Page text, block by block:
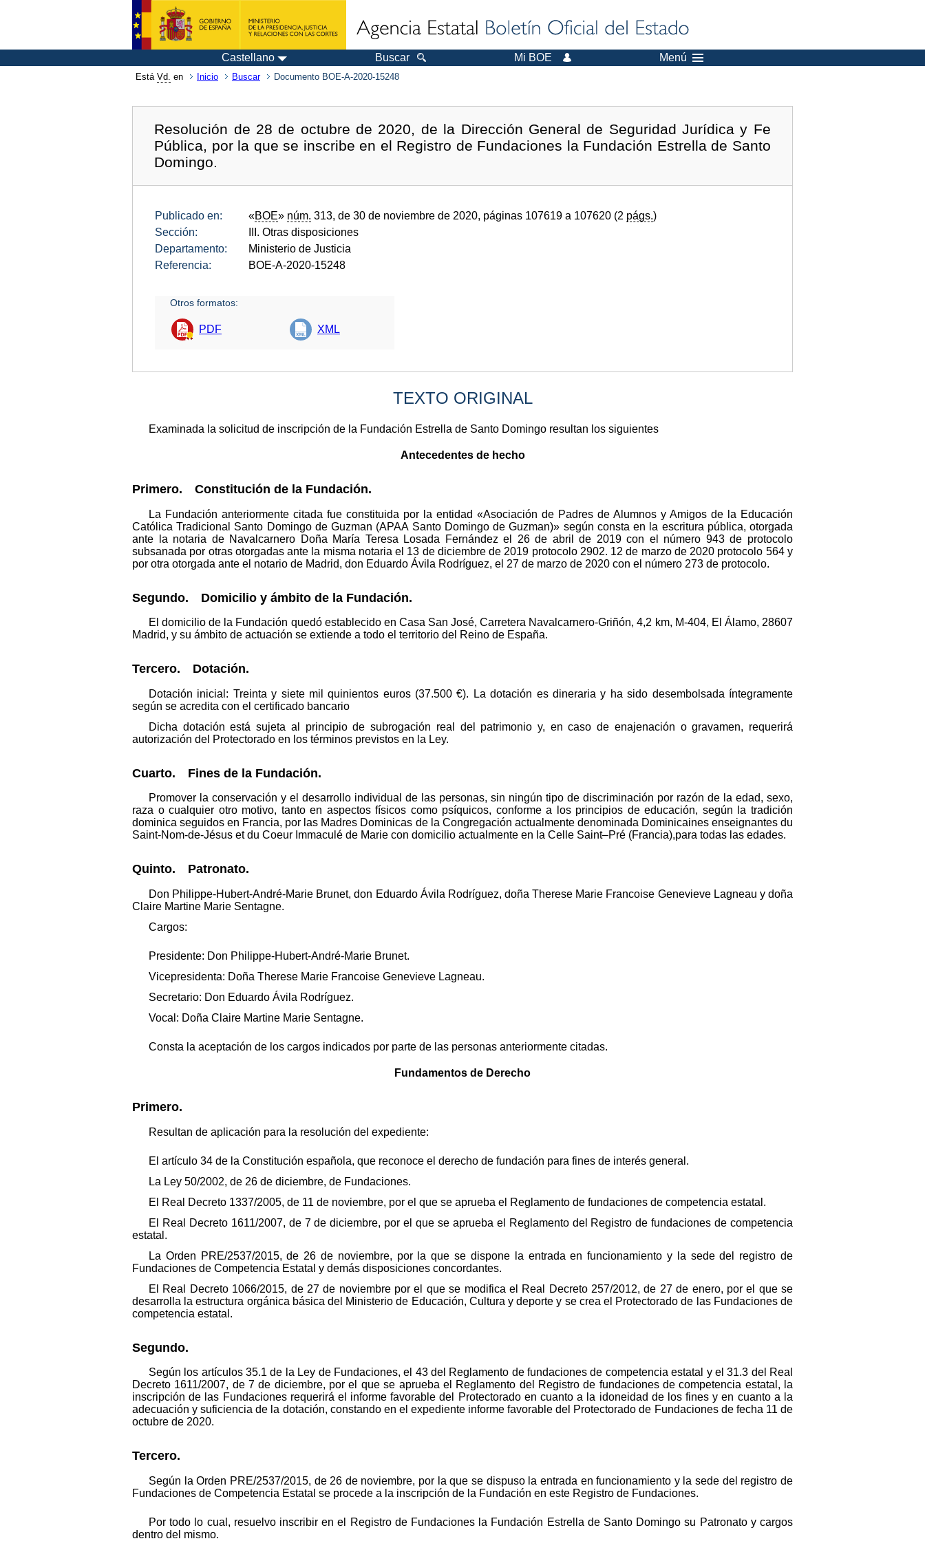
Castellano Buscar Mi BOE Menú
Está Vd. en Inicio Buscar Documento BOE-A-2020-15248
Resolución de 28 de octubre de 2020, de la Dirección General de Seguridad Jurídica y Fe
Pública, por la que se inscribe en el Registro de Fundaciones la Fundación Estrella de Santo
Domingo.
Publicado en: «BOE» núm. 313, de 30 de noviembre de 2020, páginas 107619 a 107620 (2 págs.)
Sección:
III. Otras disposiciones
Departamento:
Ministerio de Justicia
Referencia:
BOE-A-2020-15248
Otros formatos:
PDF XML
TEXTO ORIGINAL
Examinada la solicitud de inscripción de la Fundación Estrella de Santo Domingo resultan los siguientes
Antecedentes de hecho
Primero. Constitución de la Fundación.
La Fundación anteriormente citada fue constituida por la entidad «Asociación de Padres de Alumnos y Amigos de la Educación
Católica Tradicional Santo Domingo de Guzman (APAA Santo Domingo de Guzman)» según consta en la escritura pública, otorgada
ante la notaria de Navalcarnero Doña María Teresa Losada Fernández el 26 de abril de 2019 con el número 943 de protocolo
subsanada por otras otorgadas ante la misma notaria el 13 de diciembre de 2019 protocolo 2902. 12 de marzo de 2020 protocolo 564 y
por otra otorgada ante el notario de Madrid, don Eduardo Ávila Rodríguez, el 27 de marzo de 2020 con el número 273 de protocolo.
Segundo. Domicilio y ámbito de la Fundación.
El domicilio de la Fundación quedó establecido en Casa San José, Carretera Navalcarnero-Griñón, 4,2 km, M-404, El Álamo, 28607
Madrid, y su ámbito de actuación se extiende a todo el territorio del Reino de España.
Tercero. Dotación.
Dotación inicial: Treinta y siete mil quinientos euros (37.500 €). La dotación es dineraria y ha sido desembolsada íntegramente
según se acredita con el certificado bancario
Dicha dotación está sujeta al principio de subrogación real del patrimonio y, en caso de enajenación o gravamen, requerirá
autorización del Protectorado en los términos previstos en la Ley.
Cuarto. Fines de la Fundación.
Promover la conservación y el desarrollo individual de las personas, sin ningún tipo de discriminación por razón de la edad, sexo,
raza o cualquier otro motivo, tanto en aspectos físicos como psíquicos, conforme a los principios de educación, según la tradición
dominica seguidos en Francia, por las Madres Dominicas de la Congregación actualmente denominada Dominicaines enseignantes du
Saint-Nom-de-Jésus et du Coeur Immaculé de Marie con domicilio actualmente en la Celle Saint–Pré (Francia),para todas las edades.
Quinto. Patronato.
Don Philippe-Hubert-André-Marie Brunet, don Eduardo Ávila Rodríguez, doña Therese Marie Francoise Genevieve Lagneau y doña
Claire Martine Marie Sentagne.
Cargos:
Presidente: Don Philippe-Hubert-André-Marie Brunet.
Vicepresidenta: Doña Therese Marie Francoise Genevieve Lagneau.
Secretario: Don Eduardo Ávila Rodríguez.
Vocal: Doña Claire Martine Marie Sentagne.
Consta la aceptación de los cargos indicados por parte de las personas anteriormente citadas.
Fundamentos de Derecho
Primero.
Resultan de aplicación para la resolución del expediente:
El artículo 34 de la Constitución española, que reconoce el derecho de fundación para fines de interés general.
La Ley 50/2002, de 26 de diciembre, de Fundaciones.
El Real Decreto 1337/2005, de 11 de noviembre, por el que se aprueba el Reglamento de fundaciones de competencia estatal.
El Real Decreto 1611/2007, de 7 de diciembre, por el que se aprueba el Reglamento del Registro de fundaciones de competencia
estatal.
La Orden PRE/2537/2015, de 26 de noviembre, por la que se dispone la entrada en funcionamiento y la sede del registro de
Fundaciones de Competencia Estatal y demás disposiciones concordantes.
El Real Decreto 1066/2015, de 27 de noviembre por el que se modifica el Real Decreto 257/2012, de 27 de enero, por el que se
desarrolla la estructura orgánica básica del Ministerio de Educación, Cultura y deporte y se crea el Protectorado de las Fundaciones de
competencia estatal.
Segundo.
Según los artículos 35.1 de la Ley de Fundaciones, el 43 del Reglamento de fundaciones de competencia estatal y el 31.3 del Real
Decreto 1611/2007, de 7 de diciembre, por el que se aprueba el Reglamento del Registro de fundaciones de competencia estatal, la
inscripción de las Fundaciones requerirá el informe favorable del Protectorado en cuanto a la idoneidad de los fines y en cuanto a la
adecuación y suficiencia de la dotación, constando en el expediente informe favorable del Protectorado de Fundaciones de fecha 11 de
octubre de 2020.
Tercero.
Según la Orden PRE/2537/2015, de 26 de noviembre, por la que se dispuso la entrada en funcionamiento y la sede del registro de
Fundaciones de Competencia Estatal se procede a la inscripción de la Fundación en este Registro de Fundaciones.
Por todo lo cual, resuelvo inscribir en el Registro de Fundaciones la Fundación Estrella de Santo Domingo su Patronato y cargos
dentro del mismo.